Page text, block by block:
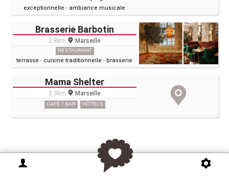
exceptionnelle - ambiance musicale
Brasserie Barbotin
2.8km Marseille
RESTAURANT
terrasse - cuisine traditionnelle - brasserie
Mama Shelter
2.3km Marseille
CAFÉ / BAR HÔTELS